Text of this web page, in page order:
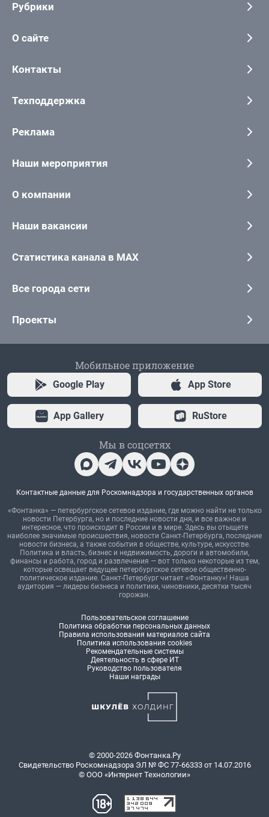
Рубрики
О сайте
Контакты
Техподдержка
Реклама
Наши мероприятия
О компании
Наши вакансии
Статистика канала в MAX
Все города сети
Проекты
Мобильное приложение
Google Play App Store
App Gallery RuStore
Мы в соцсетях
Контактные данные для Роскомнадзора и государственных органов
«Фонтанка» — петербургское сетевое издание, где можно найти не только
новости Петербурга, но и последние новости дня, и все важное и
интересное, что происходит в России и в мире. Здесь вы отыщете
наиболее значимые происшествия, новости Санкт-Петербурга, последние
новости бизнеса, а также события в обществе, культуре, искусстве.
Политика и власть, бизнес и недвижимость, дороги и автомобили,
финансы и работа, город и развлечения — вот только некоторые из тем,
которые освещает ведущее петербургское сетевое общественно-
политическое издание. Санкт-Петербург читает «Фонтанку»! Наша
аудитория — лидеры бизнеса и политики, чиновники, десятки тысяч
горожан.
Пользовательское соглашение
Политика обработки персональных данных
Правила использования материалов сайта
Политика использования cookies
Рекомендательные системы
Деятельность в сфере ИТ
Руководство пользователя
Наши награды
© 2000-2026 Фонтанка.Ру
Свидетельство Роскомнадзора ЭЛ № ФС 77-66333 от 14.07.2016
© ООО «Интернет Технологии»